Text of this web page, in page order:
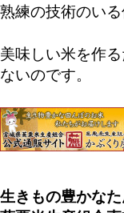
熟練の技術のい
美味しい米を作る
ないのです。
生きもの豊かなた